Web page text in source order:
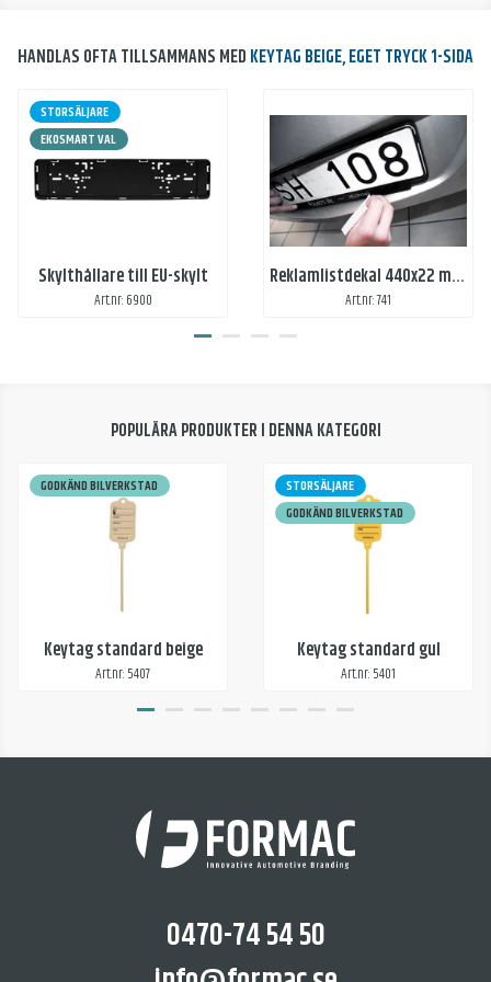
HANDLAS OFTA TILLSAMMANS MED KEYTAG BEIGE, EGET TRYCK 1-SIDA
STORSÄLJARE
EKOSMART VAL
Skylthållare till EU-skylt
Art.nr: 6900
Reklamlistdekal 440x22 mm, med 1-färgstryck
Art.nr: 741
POPULÄRA PRODUKTER I DENNA KATEGORI
GODKÄND BILVERKSTAD
Keytag standard beige
Art.nr: 5407
STORSÄLJARE
GODKÄND BILVERKSTAD
Keytag standard gul
Art.nr: 5401
0470-74 54 50